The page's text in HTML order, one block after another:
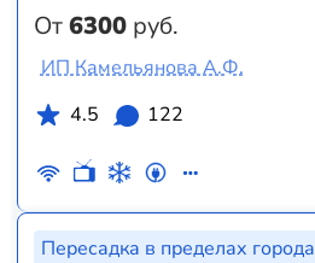
От6300 руб.
ИП Камельянова А.Ф.
4.5
122
Пересадка в пределах города